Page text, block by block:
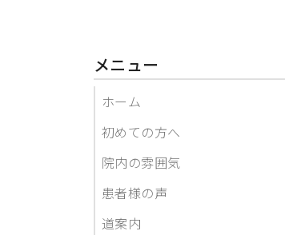
メニュー
ホーム
初めての方へ
院内の雰囲気
患者様の声
道案内